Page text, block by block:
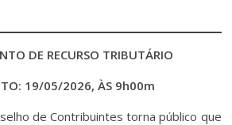
DE RECURSO TRIBUTÁRIO
19/05/2026, ÀS 9h00m
de Contribuintes torna público que